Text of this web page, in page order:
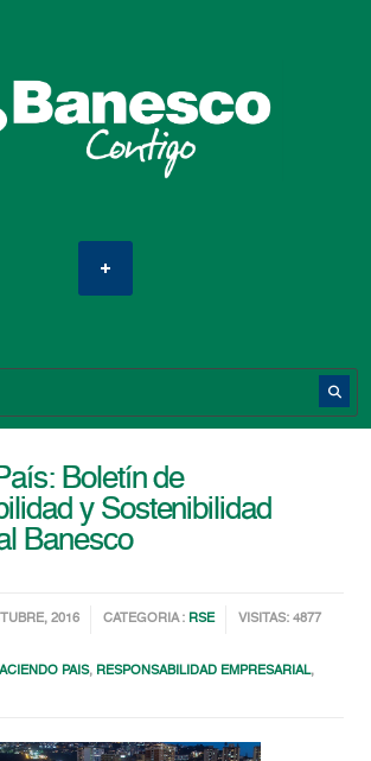
Boletín de
y Sostenibilidad
Banesco
2016 CATEGORIA : RSE VISITAS: 4877
PAIS, RESPONSABILIDAD EMPRESARIAL,